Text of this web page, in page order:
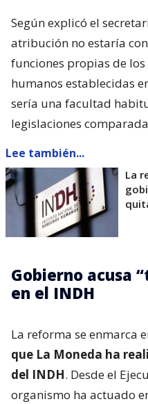
Según explicó el
atribución no estaría
funciones propias de
humanos establecidas
sería una facultad
legislaciones
Lee también...
La
Gobierno acusa
en el INDH
La reforma se enmarca
que La Moneda ha
del INDH. Desde el
organismo ha actuado